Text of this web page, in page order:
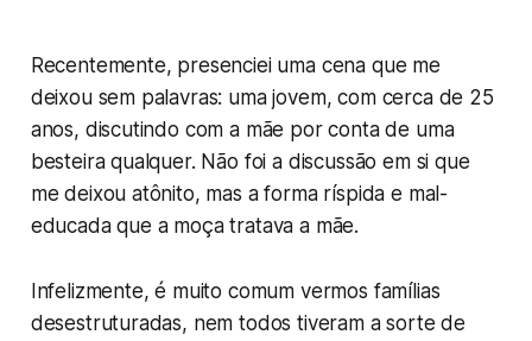
Recentemente, presenciei uma cena que me
deixou sem palavras: uma jovem, com cerca de 25
anos, discutindo com a mãe por conta de uma
besteira qualquer. Não foi a discussão em si que
me deixou atônito, mas a forma ríspida e mal-
educada que a moça tratava a mãe.
Infelizmente, é muito comum vermos famílias
desestruturadas, nem todos tiveram a sorte de